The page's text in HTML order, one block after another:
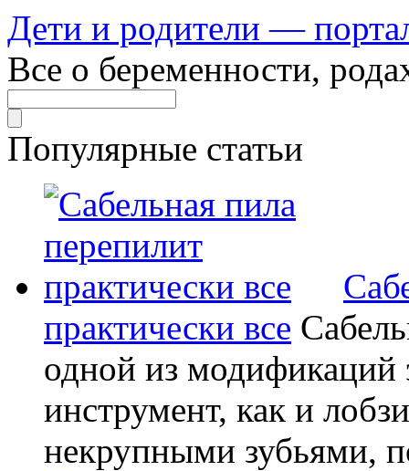
Дети и родители —
Все о беременности,
Популярные статьи
практически все
одной из модификаций
инструмент, как и
некрупными зубьями,